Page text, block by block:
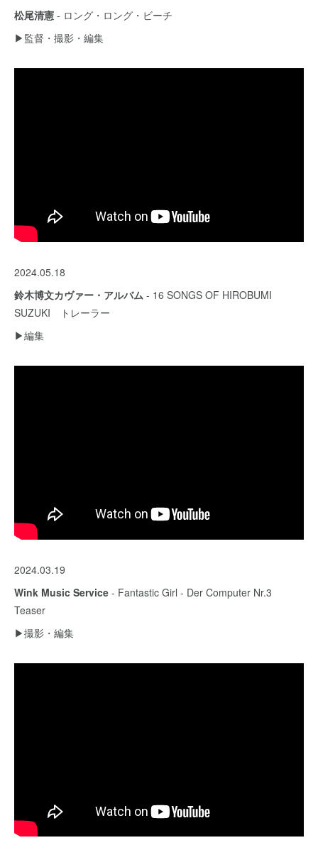
松尾清憲 - ロング・ロング・ビーチ
▶︎監督・撮影・編集
2024.05.18
鈴木博文カヴァー・アルバム - 16 SONGS OF HIROBUMI
SUZUKI トレーラー
▶︎編集
2024.03.19
Wink Music Service - Fantastic Girl - Der Computer Nr.3
Teaser
▶︎撮影・編集